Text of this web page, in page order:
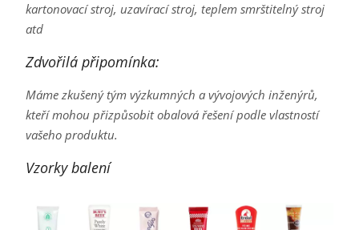
kartonovací stroj, uzavírací stroj, teplem smrštitelný stroj
atd
Zdvořilá připomínka:
Máme zkušený tým výzkumných a vývojových inženýrů,
kteří mohou přizpůsobit obalová řešení podle vlastností
vašeho produktu.
Vzorky balení